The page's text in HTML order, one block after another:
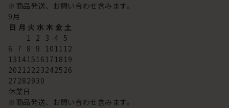
※商品発送、お問い合わせ含みます。
9月
日 月 火 水 木 金 土
1 2 3 4 5
6 7 8 9 101112
13141516171819
20212223242526
27282930
休業日
※商品発送、お問い合わせ含みます。